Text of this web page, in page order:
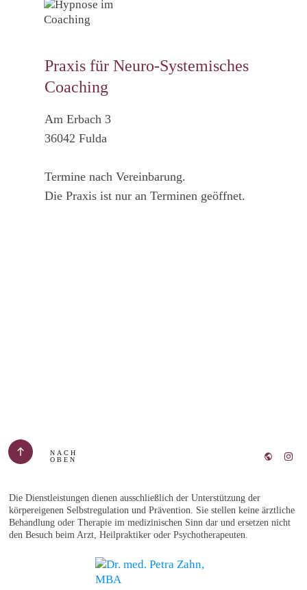
Praxis für Neuro-Systemisches
Coaching
Am Erbach 3
36042 Fulda
Termine nach Vereinbarung.
Die Praxis ist nur an Terminen geöffnet.
NACH
OBEN
Die Dienstleistungen dienen ausschließlich der Unterstützung der
körpereigenen Selbstregulation und Prävention. Sie stellen keine ärztliche
Behandlung oder Therapie im medizinischen Sinn dar und ersetzen nicht
den Besuch beim Arzt, Heilpraktiker oder Psychotherapeuten.